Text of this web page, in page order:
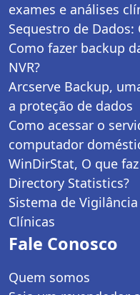
exames e análises
Sequestro de
Como fazer backup
NVR?
Arcserve Backup,
a proteção de dados
Como acessar o
computador
WinDirStat, O que
Directory Statistics?
Sistema de
Clínicas
Fale Conosco
Quem somos